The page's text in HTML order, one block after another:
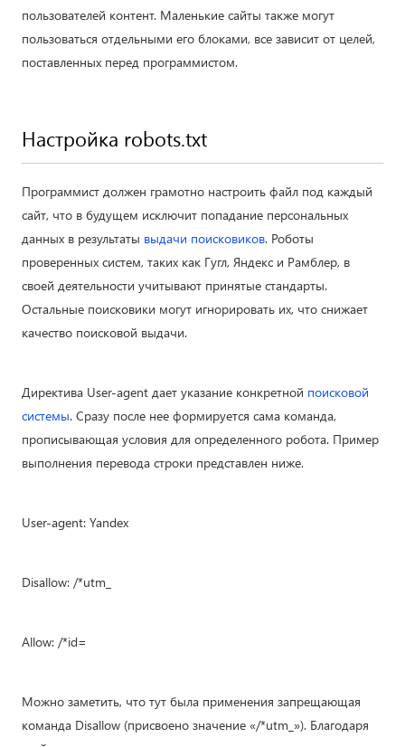
пользователей контент. Маленькие сайты также могут
пользоваться отдельными его блоками, все зависит от целей,
поставленных перед программистом.
Настройка robots.txt
Программист должен грамотно настроить файл под каждый
сайт, что в будущем исключит попадание персональных
данных в результаты выдачи поисковиков. Роботы
проверенных систем, таких как Гугл, Яндекс и Рамблер, в
своей деятельности учитывают принятые стандарты.
Остальные поисковики могут игнорировать их, что снижает
качество поисковой выдачи.
Директива User-agent дает указание конкретной поисковой
системы. Сразу после нее формируется сама команда,
прописывающая условия для определенного робота. Пример
выполнения перевода строки представлен ниже.
User-agent: Yandex
Disallow: /*utm_
Allow: /*id=
Можно заметить, что тут была применения запрещающая
команда Disallow (присвоено значение «/*utm_»). Благодаря